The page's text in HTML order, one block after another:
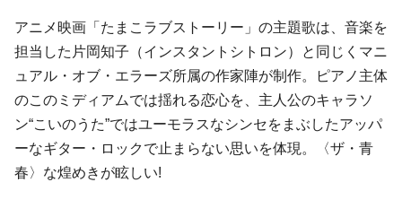
アニメ映画「たまこラブストーリー」の主題歌は、音楽を
担当した片岡知子（インスタントシトロン）と同じくマニ
ュアル・オブ・エラーズ所属の作家陣が制作。ピアノ主体
のこのミディアムでは揺れる恋心を、主人公のキャラソ
ン“こいのうた”ではユーモラスなシンセをまぶしたアッパ
ーなギター・ロックで止まらない思いを体現。〈ザ・青
春〉な煌めきが眩しい!